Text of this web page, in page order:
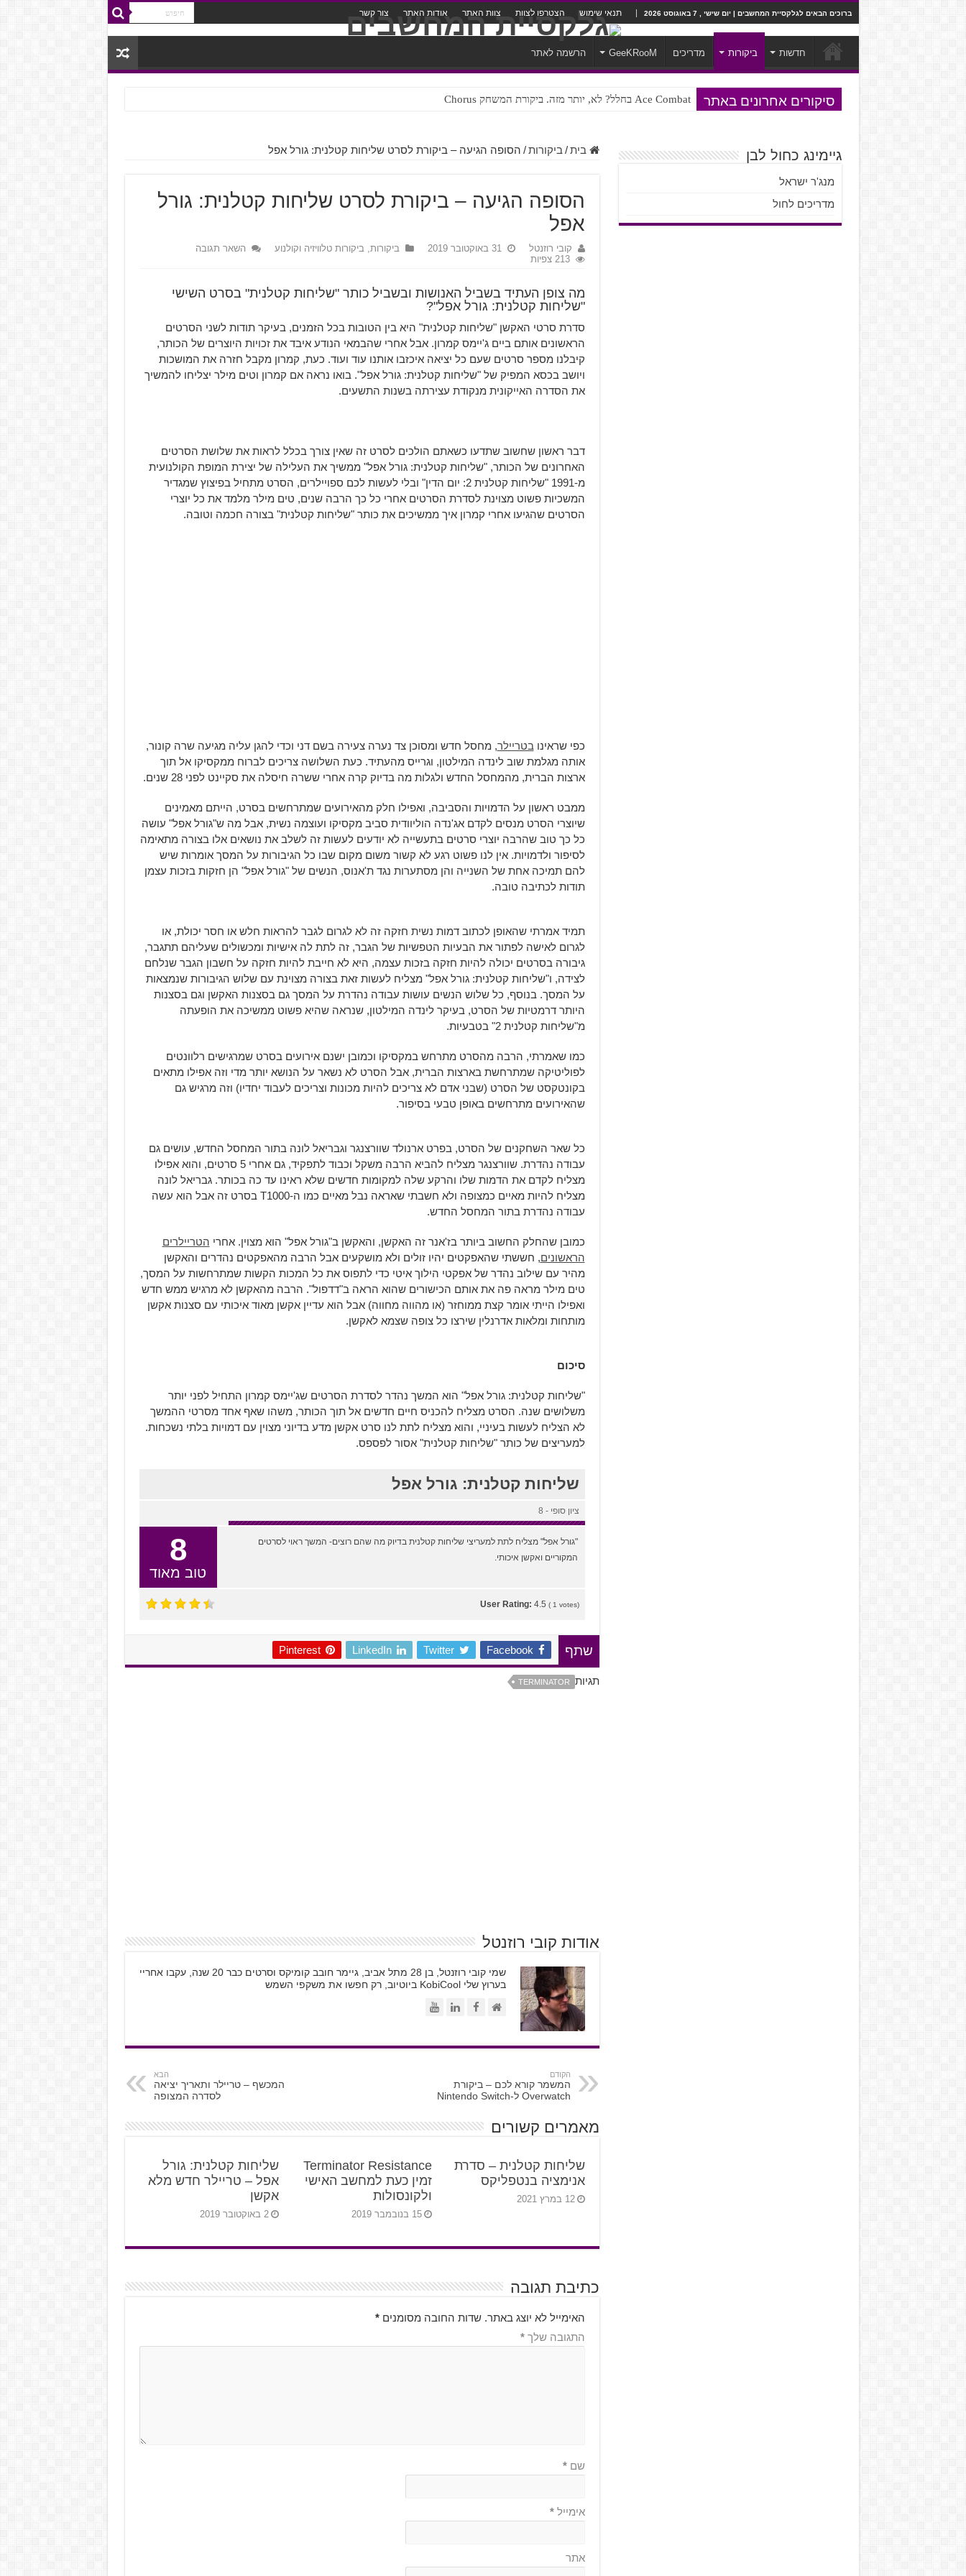
ברוכים הבאים לגלקסיית המחשבים | יום שישי , 7 באוגוסט 2026 תנאי שימוש הצטרפו לצוות צוות האתר אודות האתר צור קשר
חדשות ביקורות מדריכים GeeKRooM הרשמה לאתר
סיקורים אחרונים באתר Ace Combat בחלל? לא, יותר מזה. ביקורת המשחק Chorus
Steven Universe והשירים שתורגמו בצורה נוראית לעברית
בית / ביקורות / הסופה הגיעה – ביקורת לסרט שליחות קטלנית: גורל אפל
הסופה הגיעה – ביקורת לסרט שליחות קטלנית: גורל
אפל
קובי רוזנטל 31 באוקטובר 2019 ביקורות,ביקורות טלוויזיה וקולנוע
השאר תגובה
213 צפיות
מה צופן העתיד בשביל האנושות ובשביל כותר "שליחות קטלנית" בסרט השישי
"שליחות קטלנית: גורל אפל"?
סדרת סרטי האקשן "שליחות קטלנית" היא בין הטובות בכל הזמנים, בעיקר תודות לשני הסרטים
הראשונים אותם ביים ג'יימס קמרון. אבל אחרי שהבמאי הנודע איבד את זכויות היוצרים של הכותר,
קיבלנו מספר סרטים שעם כל יציאה איכזבו אותנו עוד ועוד. כעת, קמרון מקבל חזרה את המושכות
ויושב בכסא המפיק של "שליחות קטלנית: גורל אפל". בואו נראה אם קמרון וטים מילר יצליחו להמשיך
את הסדרה האייקונית מנקודת עצירתה בשנות התשעים.
דבר ראשון שחשוב שתדעו כשאתם הולכים לסרט זה שאין צורך בכלל לראות את שלושת הסרטים
האחרונים של הכותר, "שליחות קטלנית: גורל אפל" ממשיך את העלילה של יצירת המופת הקולנועית
מ-1991 "שליחות קטלנית 2: יום הדין" ובלי לעשות לכם ספויילרים, הסרט מתחיל בפיצוץ שמגדיר
המשכיות פשוט מצוינת לסדרת הסרטים אחרי כל כך הרבה שנים, טים מילר מלמד את כל יוצרי
הסרטים שהגיעו אחרי קמרון איך ממשיכים את כותר "שליחות קטלנית" בצורה חכמה וטובה.
כפי שראינו בטריילר, מחסל חדש ומסוכן צד נערה צעירה בשם דני וכדי להגן עליה מגיעה שרה קונור,
אותה מגלמת שוב לינדה המילטון, וגרייס מהעתיד. כעת השלושה צריכים לברוח ממקסיקו אל תוך
ארצות הברית, מהמחסל החדש ולגלות מה בדיוק קרה אחרי ששרה חיסלה את סקיינט לפני 28 שנים.
ממבט ראשון על הדמויות והסביבה, ואפילו חלק מהאירועים שמתרחשים בסרט, הייתם מאמינים
שיוצרי הסרט מנסים לקדם אג'נדה הוליוודית סביב מקסיקו ועוצמה נשית, אבל מה ש"גורל אפל" עושה
כל כך טוב שהרבה יוצרי סרטים בתעשייה לא יודעים לעשות זה לשלב את נושאים אלו בצורה מתאימה
לסיפור ולדמויות. אין לנו פשוט רגע לא קשור משום מקום שבו כל הגיבורות על המסך אומרות שיש
להם תמיכה אחת של השנייה והן מסתערות נגד ת'אנוס, הנשים של "גורל אפל" הן חזקות בזכות עצמן
תודות לכתיבה טובה.
תמיד אמרתי שהאופן לכתוב דמות נשית חזקה זה לא לגרום לגבר להראות חלש או חסר יכולת, או
לגרום לאישה לפתור את הבעיות הטפשיות של הגבר, זה לתת לה אישיות ומכשולים שעליהם תתגבר,
גיבורה בסרטים יכולה להיות חזקה בזכות עצמה, היא לא חייבת להיות חזקה על חשבון הגבר שנלחם
לצידה, ו"שליחות קטלנית: גורל אפל" מצליח לעשות זאת בצורה מצוינת עם שלוש הגיבורות שנמצאות
על המסך. בנוסף, כל שלוש הנשים עושות עבודה נהדרת על המסך גם בסצנות האקשן וגם בסצנות
היותר דרמטיות של הסרט, בעיקר לינדה המילטון, שנראה שהיא פשוט ממשיכה את הופעתה
מ"שליחות קטלנית 2" בטבעיות.
כמו שאמרתי, הרבה מהסרט מתרחש במקסיקו וכמובן ישנם אירועים בסרט שמרגישים רלוונטים
לפוליטיקה שמתרחשת בארצות הברית, אבל הסרט לא נשאר על הנושא יותר מדי וזה אפילו מתאים
בקונטקסט של הסרט (שבני אדם לא צריכים להיות מכונות וצריכים לעבוד יחדיו) וזה מרגיש גם
שהאירועים מתרחשים באופן טבעי בסיפור.
כל שאר השחקנים של הסרט, בפרט ארנולד שוורצנגר וגבריאל לונה בתור המחסל החדש, עושים גם
עבודה נהדרת. שוורצנגר מצליח להביא הרבה משקל וכבוד לתפקיד, גם אחרי 5 סרטים, והוא אפילו
מצליח לקדם את הדמות שלו והרקע שלה למקומות חדשים שלא ראינו עד כה בכותר. גבריאל לונה
מצליח להיות מאיים כמצופה ולא חשבתי שאראה נבל מאיים כמו ה-T1000 בסרט זה אבל הוא עשה
עבודה נהדרת בתור המחסל החדש.
כמובן שהחלק החשוב ביותר בז'אנר זה האקשן, והאקשן ב"גורל אפל" הוא מצוין. אחרי הטריילרים
הראשונים, חששתי שהאפקטים יהיו זולים ולא מושקעים אבל הרבה מהאפקטים נהדרים והאקשן
מהיר עם שילוב נהדר של אפקטי הילוך איטי כדי לתפוס את כל המכות הקשות שמתרחשות על המסך,
טים מילר מראה פה את אותם הכישורים שהוא הראה ב"דדפול". הרבה מהאקשן לא מרגיש ממש חדש
ואפילו הייתי אומר קצת ממוחזר (או מהווה מחווה) אבל הוא עדיין אקשן מאוד איכותי עם סצנות אקשן
מותחות ומלאות אדרנלין שירצו כל צופה שצמא לאקשן.
סיכום
"שליחות קטלנית: גורל אפל" הוא המשך נהדר לסדרת הסרטים שג'יימס קמרון התחיל לפני יותר
משלושים שנה. הסרט מצליח להכניס חיים חדשים אל תוך הכותר, משהו שאף אחד מסרטי ההמשך
לא הצליח לעשות בעיניי, והוא מצליח לתת לנו סרט אקשן מדע בדיוני מצוין עם דמויות בלתי נשכחות.
למעריצים של כותר "שליחות קטלנית" אסור לפספס.
שליחות קטלנית: גורל אפל
ציון סופי - 8
8
טוב מאוד
"גורל אפל" מצליח לתת למעריצי שליחות קטלנית בדיוק מה שהם רוצים- המשך ראוי לסרטים
המקוריים ואקשן איכותי.
User Rating: 4.5 ( 1 votes)
שתף Facebook
Twitter
LinkedIn
Pinterest
תגיות TERMINATOR
אודות קובי רוזנטל
שמי קובי רוזנטל, בן 28 מתל אביב, גיימר חובב קומיקס וסרטים כבר 20 שנה, עקבו אחריי
בערוץ שלי KobiCool ביוטיוב, רק חפשו את משקפי השמש
הקודם
המשמר קורא לכם – ביקורת
Overwatch ל-Nintendo Switch
הבא
המכשף – טריילר ותאריך יציאה
לסדרה המצופה
מאמרים קשורים
שליחות קטלנית – סדרת
אנימציה בנטפליקס
12 במרץ 2021
Terminator Resistance
זמין כעת למחשב האישי
ולקונסולות
15 בנובמבר 2019
שליחות קטלנית: גורל
אפל – טריילר חדש מלא
אקשן
2 באוקטובר 2019
כתיבת תגובה
האימייל לא יוצג באתר. שדות החובה מסומנים*
התגובה שלך*
שם*
אימייל*
אתר
גיימינג כחול לבן
מנג'ר ישראל
מדריכים לחול